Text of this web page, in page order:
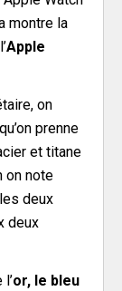
montre la
Apple
on
prenne
et titane
on note
deux
deux
or, le bleu